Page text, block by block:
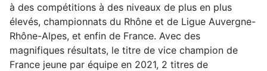
à des compétitions à des niveaux de plus en plus
élevés, championnats du Rhône et de Ligue Auvergne-
Rhône-Alpes, et enfin de France. Avec des
magnifiques résultats, le titre de vice champion de
France jeune par équipe en 2021, 2 titres de